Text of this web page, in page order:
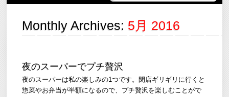
Monthly Archives: 5月 2016
夜のスーパーでプチ贅沢
夜のスーパーは私の楽しみの1つです。閉店ギリギリに行くと
惣菜やお弁当が半額になるので、プチ贅沢を楽しむことがで